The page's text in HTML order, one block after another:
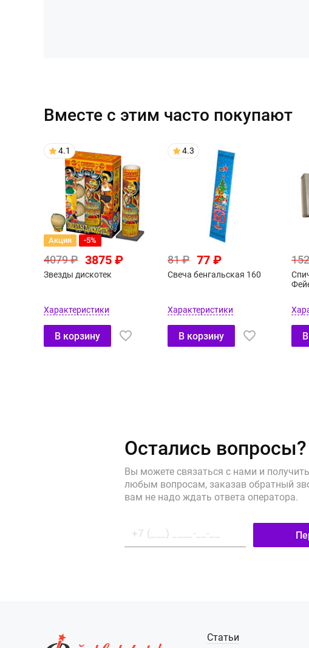
Вместе с этим часто покупают
4.1
Акция -5%
4079 ₽ 3875 ₽
Звезды дискотек
Характеристики
В корзину
4.3
81 ₽ 77 ₽
Свеча бенгальская 160
Характеристики
В корзину
Остались вопросы?
Вы можете связаться с нами и
любым вопросам, заказав обратный
вам не надо ждать ответа оператора.
Статьи